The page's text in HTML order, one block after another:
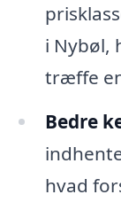
i Nybøl,
træffe
Bedre
hvad